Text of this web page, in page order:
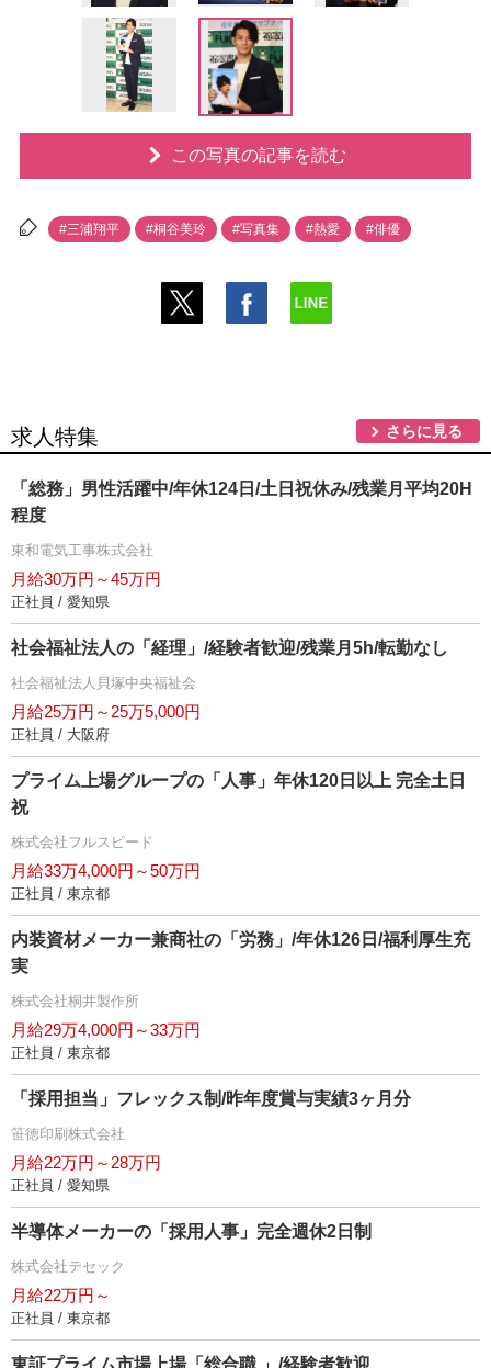
この写真の記事を読む
#三浦翔平 #桐谷美玲 #写真集 #熱愛 #俳優
求人特集 さらに見る
「総務」男性活躍中/年休124日/土日祝休み/残業月平均20H
程度
東和電気工事株式会社
月給30万円～45万円
正社員 / 愛知県
社会福祉法人の「経理」/経験者歓迎/残業月5h/転勤なし
社会福祉法人貝塚中央福祉会
月給25万円～25万5,000円
正社員 / 大阪府
プライム上場グループの「人事」年休120日以上 完全土日
祝
株式会社フルスピード
月給33万4,000円～50万円
正社員 / 東京都
内装資材メーカー兼商社の「労務」/年休126日/福利厚生充
実
株式会社桐井製作所
月給29万4,000円～33万円
正社員 / 東京都
「採用担当」フレックス制/昨年度賞与実績3ヶ月分
笹徳印刷株式会社
月給22万円～28万円
正社員 / 愛知県
半導体メーカーの「採用人事」完全週休2日制
株式会社テセック
月給22万円～
正社員 / 東京都
東証プライム市場上場「総合職 」/経験者歓迎